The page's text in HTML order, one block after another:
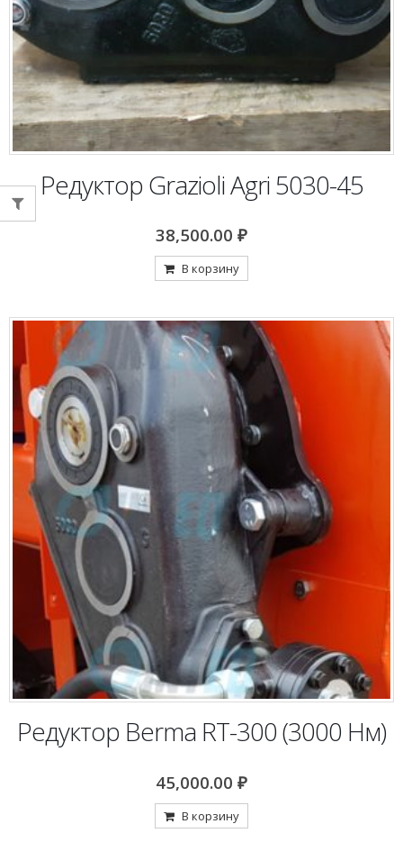
Редуктор Grazioli Agri 5030-45
38,500.00 ₽
В корзину
Редуктор Berma RT-300 (3000 Нм)
45,000.00 ₽
В корзину